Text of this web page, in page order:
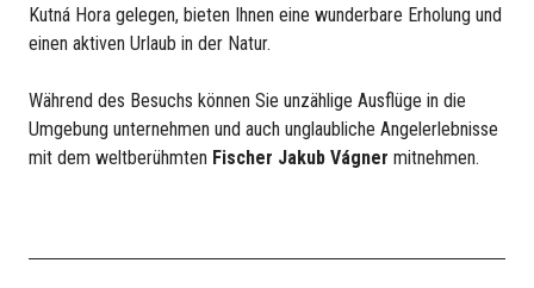
Kutná Hora gelegen, bieten Ihnen eine wunderbare Erholung und
einen aktiven Urlaub in der Natur.
Während des Besuchs können Sie unzählige Ausflüge in die
Umgebung unternehmen und auch unglaubliche Angelerlebnisse
mit dem weltberühmten Fischer Jakub Vágner mitnehmen.